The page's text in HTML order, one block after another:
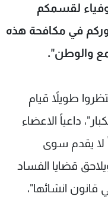
لقسمكم
في مكافحة هذه
والوطن".
طويلاً قيام
داعياً الاعضاء
لا يقدم سوى
قضايا الفساد
قانون انشائها"،